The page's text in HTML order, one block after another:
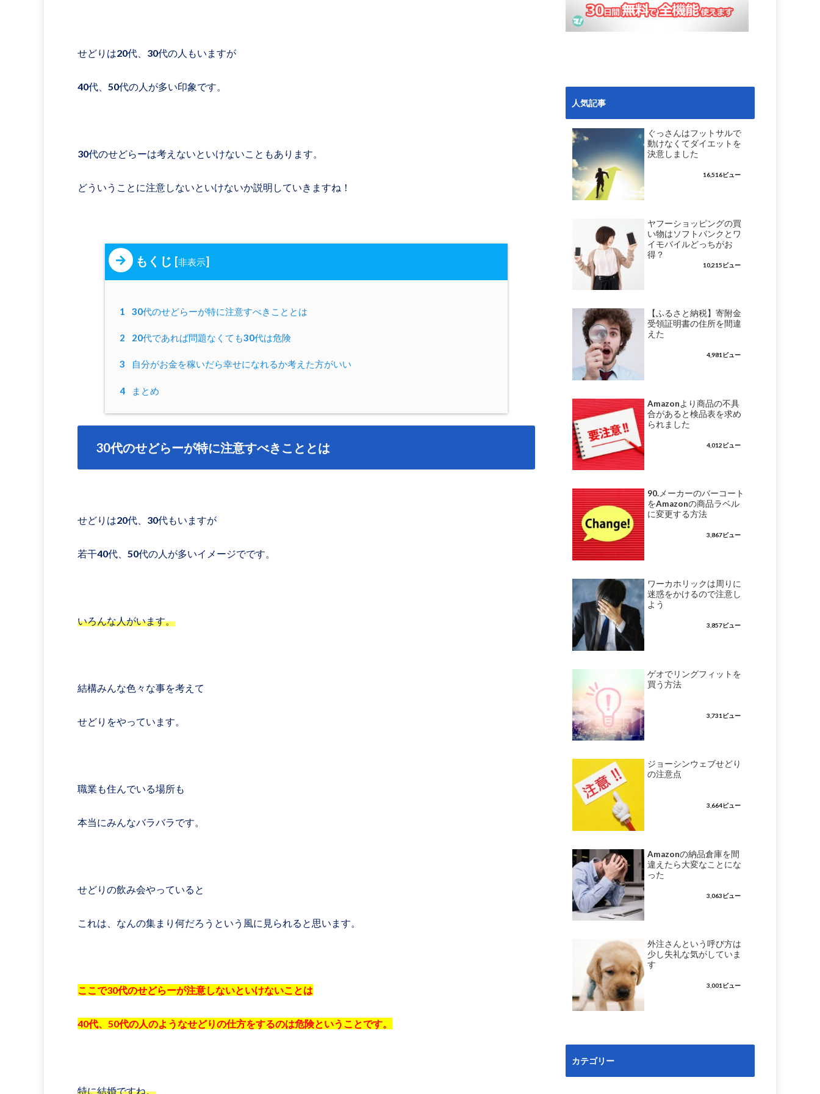
せどりは20代、30代の人もいますが
40代、50代の人が多い印象です。
30代のせどらーは考えないといけないこともあります。
どういうことに注意しないといけないか説明していきますね！
もくじ [非表示]
1 30代のせどらーが特に注意すべきこととは
2 20代であれば問題なくても30代は危険
3 自分がお金を稼いだら幸せになれるか考えた方がいい
4 まとめ
30代のせどらーが特に注意すべきこととは
せどりは20代、30代もいますが
若干40代、50代の人が多いイメージでです。
いろんな人がいます。
結構みんな色々な事を考えて
せどりをやっています。
職業も住んでいる場所も
本当にみんなバラバラです。
せどりの飲み会やっていると
これは、なんの集まり何だろうという風に見られると思います。
ここで30代のせどらーが注意しないといけないことは
40代、50代の人のようなせどりの仕方をするのは危険ということです。
特に結婚ですね。
人気記事
ぐっさんはフットサルで
動けなくてダイエットを
決意しました
16,516ビュー
ヤフーショッピングの買
い物はソフトバンクとワ
イモバイルどっちがお
得？
10,215ビュー
【ふるさと納税】寄附金
受領証明書の住所を間違
えた
4,981ビュー
Amazonより商品の不具
合があると検品表を求め
られました
4,012ビュー
90.メーカーのバーコート
をAmazonの商品ラベル
に変更する方法
3,867ビュー
ワーカホリックは周りに
迷惑をかけるので注意し
よう
3,857ビュー
ゲオでリングフィットを
買う方法
3,731ビュー
ジョーシンウェブせどり
の注意点
3,664ビュー
Amazonの納品倉庫を間
違えたら大変なことにな
った
3,063ビュー
外注さんという呼び方は
少し失礼な気がしていま
す
3,001ビュー
カテゴリー